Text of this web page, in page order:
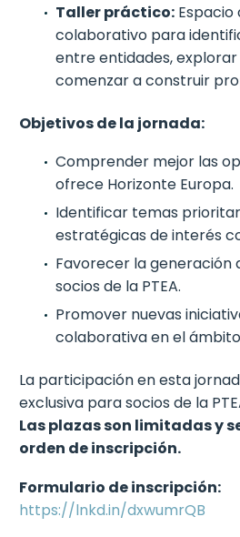
Taller práctico:
colaborativo para
entre entidades, explorar
comenzar a construir
Objetivos de la jornada:
Comprender mejor las
ofrece Horizonte Europa.
Identificar temas
estratégicas de interés
Favorecer la generación
socios de la PTEA.
Promover nuevas
colaborativa en el
La participación en esta
exclusiva para socios de la
Las plazas son limitadas y
orden de inscripción.
Formulario de inscripción:
https://lnkd.in/dxwumrQB